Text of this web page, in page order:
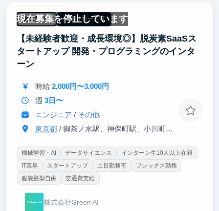
【SaaS開発】
・新たな要件が次々と発生し、かつ設計から実装、検
証までのサイクルが短いため、自分の作り出した成果
をリアルタイムに実感できます。
・実務の開発の最前線に立つ経験を通してスキルアッ
プできます。
現在募集を停止しています
未経験OK 一部リモート可
【未経験者歓迎・成長環境◎】脱炭素SaaSス
タートアップ 開発・プログラミングのインタ
ーン
時給 2,000円〜3,000円
週 3日〜
エンジニア / その他
東京都/ 御茶ノ水駅、神保町駅、小川町、淡路町駅から徒歩5分程度
機械学習・AI データサイエンス
インターン生10人以上在籍
IT業界
スタートアップ 土日勤務可
フレックス勤務
服装髪型自由
交通費支給
株式会社Green AI